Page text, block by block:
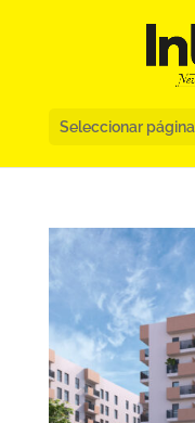
Seleccionar página